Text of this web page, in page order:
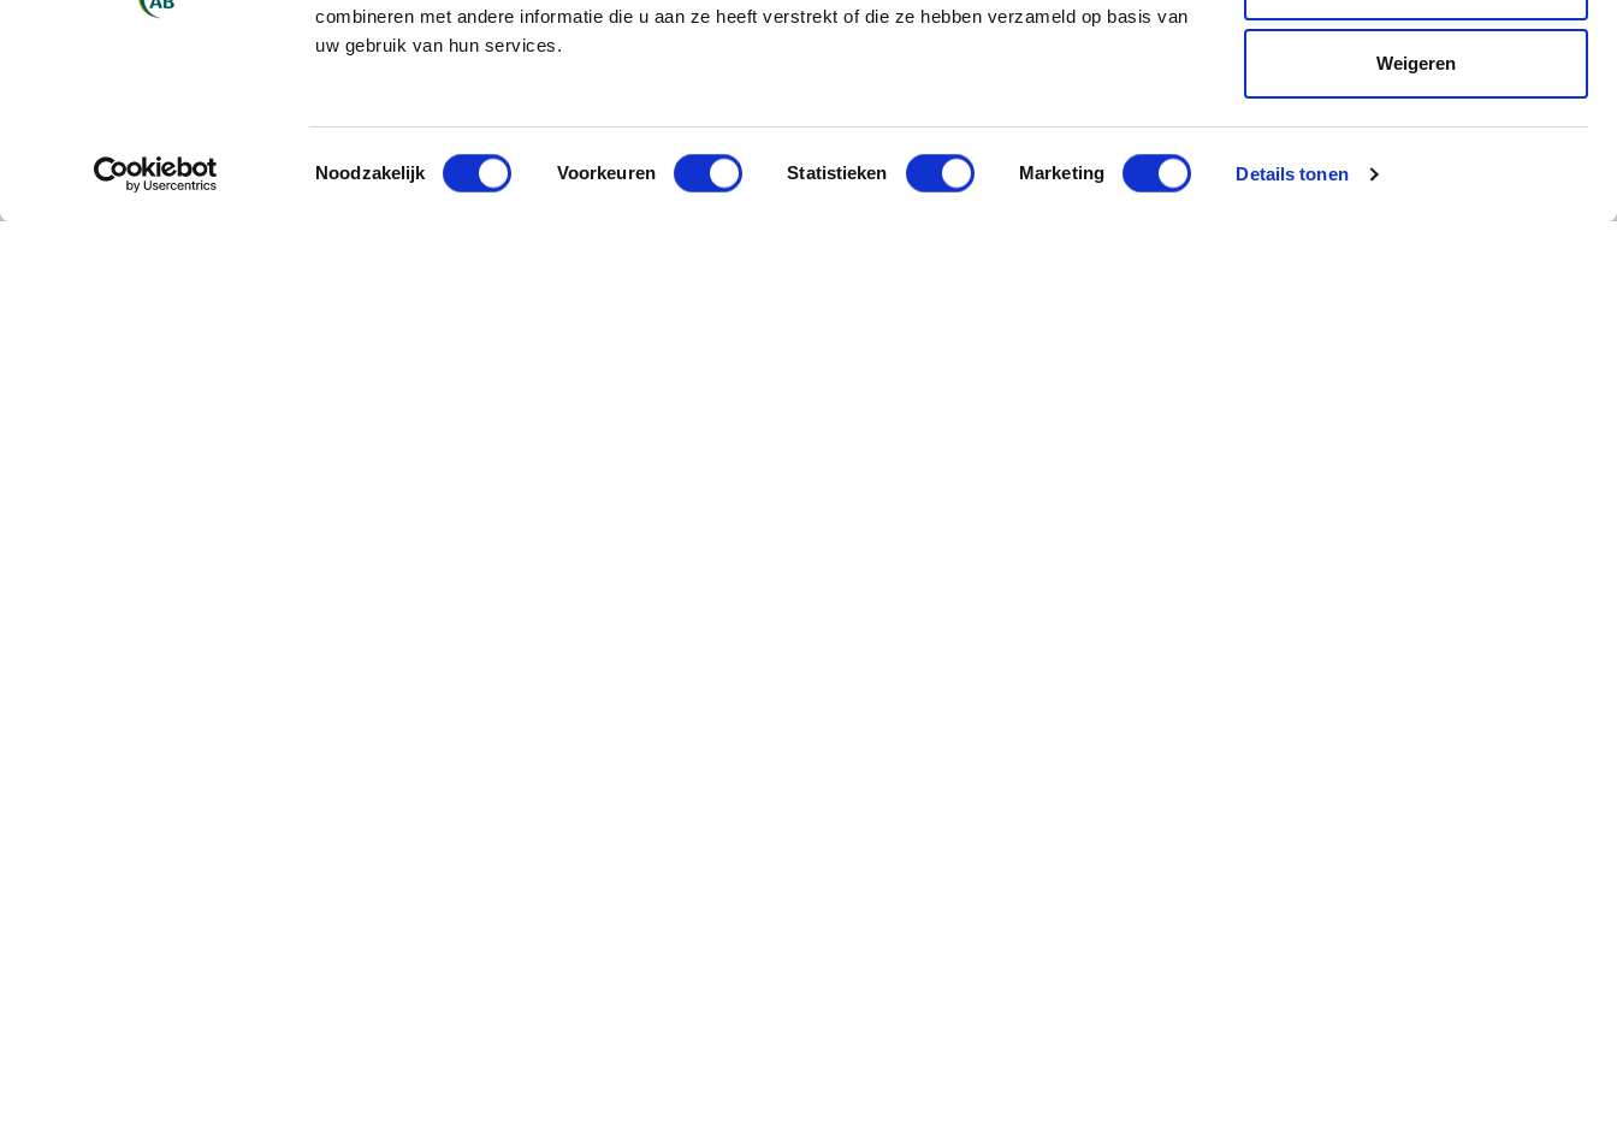
combineren met andere informatie die u aan ze heeft verstrekt of die ze hebben verzameld op basis van
uw gebruik van hun services.
Toestemmingsselectie
Noodzakelijk Voorkeuren Statistieken Marketing Details tonen
Weigeren